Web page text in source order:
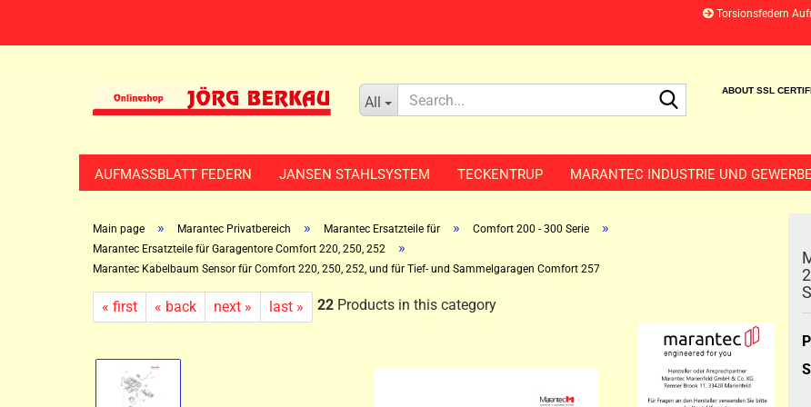
Torsionsfedern
All
Search...ABOUT SSL
AUFMASSBLATT FEDERN JANSEN STAHLSYSTEM TECKENTRUP MARANTEC INDUSTRIE UND GEWERBE
Main page » Marantec Privatbereich » Marantec Ersatzteile für » Comfort 200 - 300 Serie »
Marantec Ersatzteile für Garagentore Comfort 220, 250, 252 »
Marantec Kabelbaum Sensor für Comfort 220, 250, 252, und für Tief- und Sammelgaragen Comfort 257
« first « back next » last » 22 Products in this category